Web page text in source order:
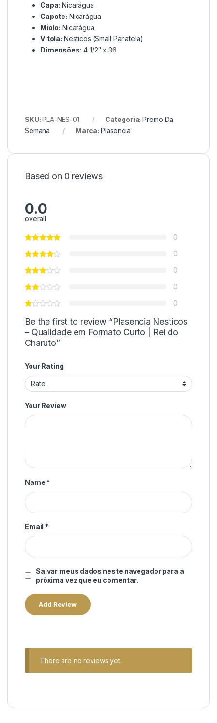
Capa: Nicarágua
Capote: Nicarágua
Miolo: Nicarágua
Vitola: Nesticos (Small Panatela)
Dimensões: 4 1/2″ x 36
SKU:PLA-NES-01 Categoria:Promo Da
Semana
Marca: Plasencia
Based on 0 reviews
0.0
overall
0
0
0
0
0
Be the first to review “Plasencia Nesticos
– Qualidade em Formato Curto | Rei do
Charuto”
Your Rating
Your Review
Name *
Email *
Salvar meus dados neste navegador para a
próxima vez que eu comentar.
There are no reviews yet.